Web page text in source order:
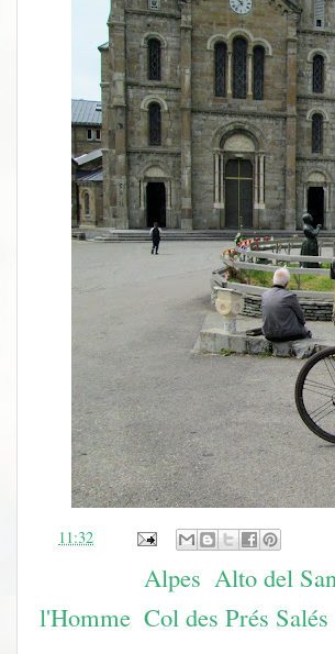
11:32
Alpes Alto del
l'Homme Col des Prés Salés